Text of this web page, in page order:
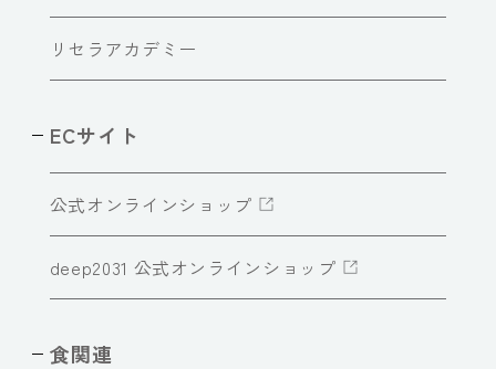
リセラアカデミー
ECサイト
公式オンラインショップ
deep2031 公式オンラインショップ
食関連